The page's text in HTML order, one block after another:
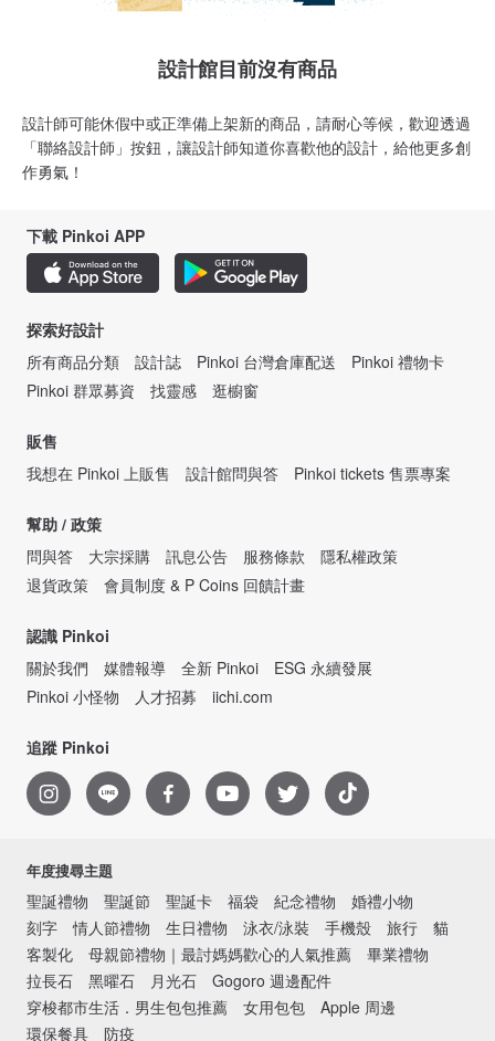
設計館目前沒有商品
設計師可能休假中或正準備上架新的商品，請耐心等候，歡迎透過
「聯絡設計師」按鈕，讓設計師知道你喜歡他的設計，給他更多創
作勇氣！
下載 Pinkoi APP
探索好設計
所有商品分類
設計誌 Pinkoi 台灣倉庫配送
Pinkoi 禮物卡
Pinkoi 群眾募資
找靈感 逛櫥窗
販售
我想在 Pinkoi 上販售
設計館問與答 Pinkoi tickets 售票專案
幫助 / 政策
問與答
大宗採購 訊息公告 服務條款
隱私權政策
退貨政策
會員制度 & P Coins 回饋計畫
認識 Pinkoi
關於我們
媒體報導 全新 Pinkoi
ESG 永續發展
Pinkoi 小怪物
人才招募 iichi.com
追蹤 Pinkoi
年度搜尋主題
聖誕禮物 聖誕節 聖誕卡 福袋 紀念禮物
婚禮小物
刻字
情人節禮物 生日禮物 泳衣/泳裝 手機殼 旅行
貓
客製化
母親節禮物｜最討媽媽歡心的人氣推薦
畢業禮物
拉長石
黑曜石 月光石
Gogoro 週邊配件
穿梭都市生活．男生包包推薦
女用包包
Apple 周邊
環保餐具
防疫